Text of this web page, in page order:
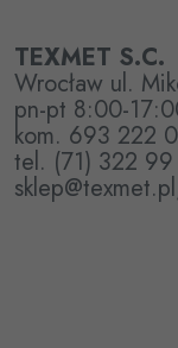
TEXMET S.C.
Wrocław ul.
pn-pt 8:00-
kom. 693 222
tel. (71) 322